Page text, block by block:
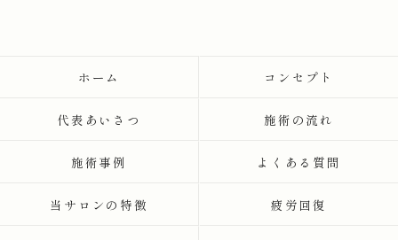
ホーム コンセプト
代表あいさつ 施術の流れ
施術事例 よくある質問
当サロンの特徴 疲労回復